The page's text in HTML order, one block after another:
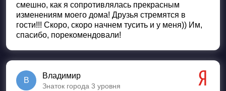
смешно, как я сопротивлялась прекрасным
изменениям моего дома! Друзья стремятся в
гости!!! Скоро, скоро начнем тусить и у меня)) Им,
спасибо, порекомендовали!
В
Владимир
Знаток города 3 уровня